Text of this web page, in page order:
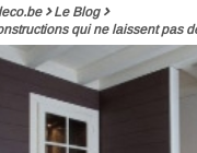
Le Blog
qui ne laissent pas